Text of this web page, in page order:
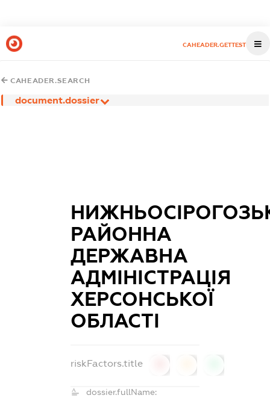
CAHEADER.GETTEST
CAHEADER.SEARCH
document.dossier
РАЙОННА
ДЕРЖАВНА
АДМІНІСТРАЦІЯ
ХЕРСОНСЬКОЇ
ОБЛАСТІ
riskFactors.title
dossier.fullName: